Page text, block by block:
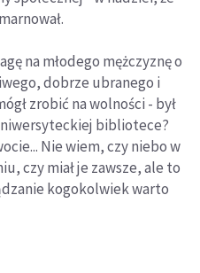
na młodego mężczyznę o
dobrze ubranego i
zrobić na wolności - był
bibliotece?
Nie wiem, czy niebo w
czy miał je zawsze, ale to
kogokolwiek warto